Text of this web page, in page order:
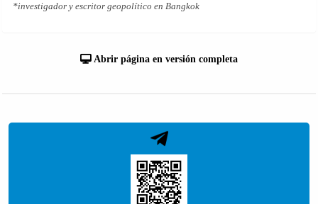
*investigador y escritor geopolítico en Bangkok
Abrir página en versión completa